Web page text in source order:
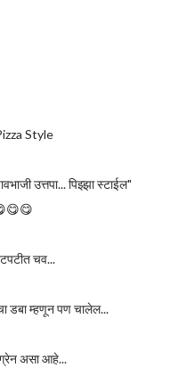
flour, rice flour, red chilli
Style
उत्तपा... पिझ्झा स्टाईल"
चव...
डबा म्हणून पण चालेल...
असा आहे...